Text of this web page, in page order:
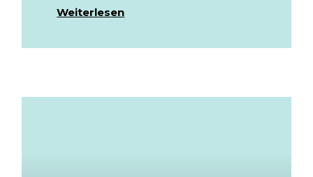
Weiterlesen